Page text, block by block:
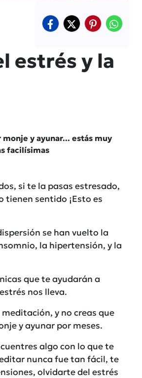
estrés y la
y ayunar... estás muy
facilísimas
si te la pasas estresado,
tienen sentido ¡Esto es
se han vuelto la
la hipertensión, y la
que te ayudarán a
nos lleva.
y no creas que
y ayunar por meses.
algo con lo que te
nunca fue tan fácil, te
olvidarte del estrés